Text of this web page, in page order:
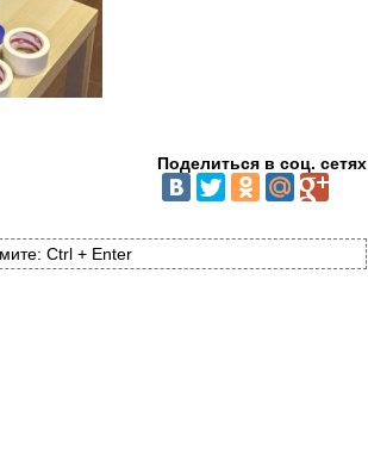
Поделиться в соц. сетях
Ctrl + Enter